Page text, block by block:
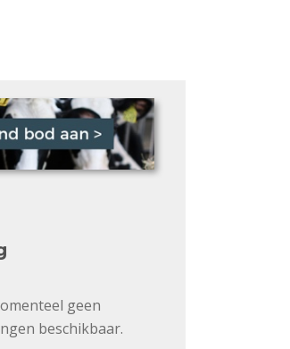
geen
beschikbaar.